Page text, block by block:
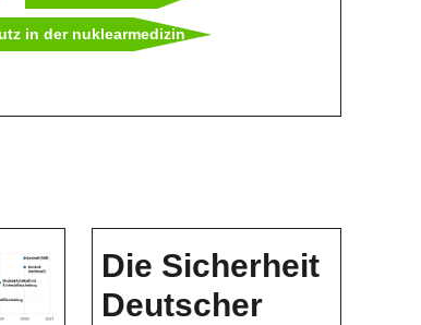
in der nuklearmedizin
Die Sicherheit
Deutscher